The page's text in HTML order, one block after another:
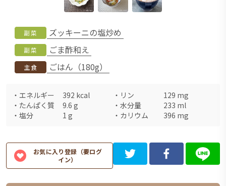
副菜 ズッキーニの塩炒め
副菜 ごま酢和え
主食 ごはん（180g）
・ エネルギー 392 kcal ・ リン 129 mg
・ たんぱく質 9.6 g ・ 水分量 233 ml
・ 塩分 1 g ・ カリウム 396 mg
お気に入り登録（要ログ
イン）